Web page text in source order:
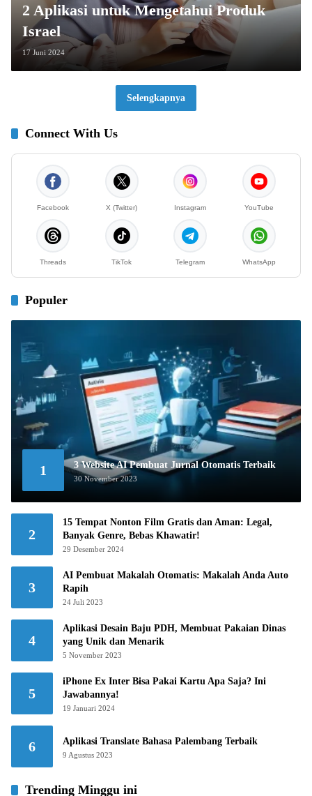
2 Aplikasi untuk Mengetahui Produk
Israel
17 Juni 2024
Selengkapnya
Connect With Us
Facebook X (Twitter) Instagram YouTube
Threads TikTok Telegram WhatsApp
Populer
1 3 Website AI Pembuat Jurnal Otomatis Terbaik
30 November 2023
2
15 Tempat Nonton Film Gratis dan Aman: Legal,
Banyak Genre, Bebas Khawatir!
29 Desember 2024
3
AI Pembuat Makalah Otomatis: Makalah Anda Auto
Rapih
24 Juli 2023
4
Aplikasi Desain Baju PDH, Membuat Pakaian Dinas
yang Unik dan Menarik
5 November 2023
5
iPhone Ex Inter Bisa Pakai Kartu Apa Saja? Ini
Jawabannya!
19 Januari 2024
6 Aplikasi Translate Bahasa Palembang Terbaik
9 Agustus 2023
Trending Minggu ini